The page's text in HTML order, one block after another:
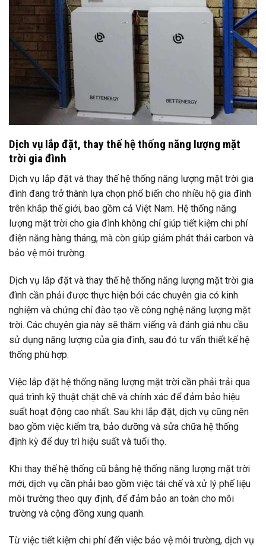
Dịch vụ lắp đặt, thay thế hệ thống năng lượng mặt
trời gia đình
Dịch vụ lắp đặt và thay thế hệ thống năng lượng mặt trời gia
đình đang trở thành lựa chọn phổ biến cho nhiều hộ gia đình
trên khắp thế giới, bao gồm cả Việt Nam. Hệ thống năng
lượng mặt trời cho gia đình không chỉ giúp tiết kiệm chi phí
điện năng hàng tháng, mà còn giúp giảm phát thải carbon và
bảo vệ môi trường.
Dịch vụ lắp đặt và thay thế hệ thống năng lượng mặt trời gia
đình cần phải được thực hiện bởi các chuyên gia có kinh
nghiệm và chứng chỉ đào tạo về công nghệ năng lượng mặt
trời. Các chuyên gia này sẽ thăm viếng và đánh giá nhu cầu
sử dụng năng lượng của gia đình, sau đó tư vấn thiết kế hệ
thống phù hợp.
Việc lắp đặt hệ thống năng lượng mặt trời cần phải trải qua
quá trình kỹ thuật chặt chẽ và chính xác để đảm bảo hiệu
suất hoạt động cao nhất. Sau khi lắp đặt, dịch vụ cũng nên
bao gồm việc kiểm tra, bảo dưỡng và sửa chữa hệ thống
định kỳ để duy trì hiệu suất và tuổi thọ.
Khi thay thế hệ thống cũ bằng hệ thống năng lượng mặt trời
mới, dịch vụ cần phải bao gồm việc tái chế và xử lý phế liệu
môi trường theo quy định, để đảm bảo an toàn cho môi
trường và cộng đồng xung quanh.
Từ việc tiết kiệm chi phí đến việc bảo vệ môi trường, dịch vụ